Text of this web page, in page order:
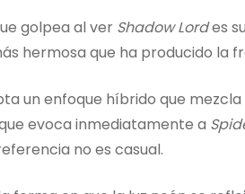
golpea al ver Shadow Lordes
hermosa que ha producido la
un enfoque híbrido que
evoca inmediatamente a
no es casual.